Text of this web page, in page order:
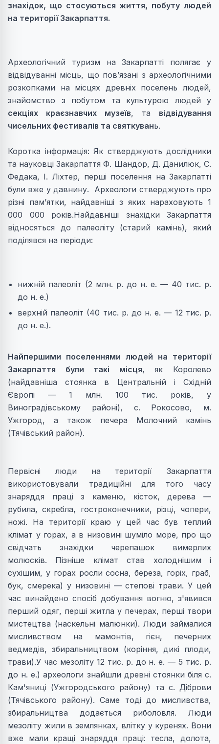
знахідок, що стосуються життя, побуту людей
на території Закарпаття.
Археологічний туризм на Закарпатті полягає у
відвідуванні місць, що пов’язані з археологічними
розкопками на місцях древніх поселень людей,
знайомство з побутом та культурою людей у
секціях краєзнавчих музеїв, та відвідування
чисельних фестивалів та святкувань.
Коротка інформація: Як стверджують дослідники
та науковці Закарпаття Ф. Шандор, Д. Данилюк, С.
Федака, І. Ліхтер, перші поселення на Закарпатті
були вже у давнину. Археологи стверджують про
різні пам’ятки, найдавніші з яких нараховують 1
000 000 років.Найдавніші знахідки Закарпаття
відносяться до палеоліту (старий камінь), який
подiлявся на перiоди:
нижнiй палеолiт (2 млн. р. до н. е. — 40 тис. р.
до н. е.)
верхнiй палеолiт (40 тис. р. до н. е. — 12 тис. р.
до н. е.).
Найпершими поселеннями людей на території
Закарпаття були такі місця, як Королево
(найдавнiша стоянка в Центральнiй i Схiднiй
Європi — 1 млн. 100 тис. років, у
Виноградівському районі), с. Рокосово, м.
Ужгород, а також печера Молочний камiнь
(Тячiвський район).
Первісні люди на території Закарпаття
використовували традиційні для того часу
знаряддя працi з каменю, кiсток, дерева —
рубила, скребла, гостроконечники, рiзцi, чопери,
ножi. На територiї краю у цей час був теплий
клiмат у горах, а в низовинi шумiло море, про що
свiдчать знахiдки черепашок вимерлих
молюскiв. Пiзнiше клiмат став холоднiшим i
сухiшим, у горах росли сосна, береза, горiх, граб,
бук, смерека) у низовинi — степовi трави. У цей
час винайдено спосiб добування вогню, з'явився
перший одяг, першi житла у печерах, першi твори
мистецтва (наскельнi малюнки). Люди займалися
мисливством на мамонтів, гiєн, печерних
ведмедiв, збиральництвом (корiння, дикi плоди,
трави).У час мезоліту 12 тис. р. до н. е. — 5 тис. р.
до н. е.) археологи знайшли древні стоянки біля с.
Кам'яниці (Ужгородського району) та с. Дiброви
(Тячівського району). Саме тоді до мисливства,
збиральництва додається риболовля. Люди
мезолiту жили в землянках, влітку у куренях. Вони
вже мали кращі знаряддя праці: тесла, долота,